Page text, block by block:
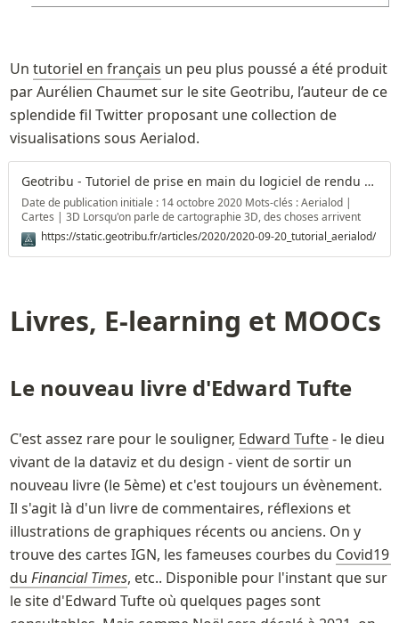
Un tutoriel en français un peu plus poussé a été produit
par Aurélien Chaumet sur le site Geotribu, l’auteur de ce
splendide fil Twitter proposant une collection de
visualisations sous Aerialod.
Geotribu - Tutoriel de prise en main du logiciel de rendu 3D Aerialod
Date de publication initiale : 14 octobre 2020 Mots-clés : Aerialod |
Cartes | 3D Lorsqu'on parle de cartographie 3D, des choses arrivent
pèle mêle en tête. Un peu de technique, comme la technologie Lidar et
sa capacité à générer des modèles numériques de terrain (MNT).
https://static.geotribu.fr/articles/2020/2020-09-20_tutorial_aerialod/
Livres, E-learning et MOOCs
Le nouveau livre d'Edward Tufte
C'est assez rare pour le souligner, Edward Tufte - le dieu
vivant de la dataviz et du design - vient de sortir un
nouveau livre (le 5ème) et c'est toujours un évènement.
Il s'agit là d'un livre de commentaires, réflexions et
illustrations de graphiques récents ou anciens. On y
trouve des cartes IGN, les fameuses courbes du Covid19
du Financial Times, etc.. Disponible pour l'instant que sur
le site d'Edward Tufte où quelques pages sont